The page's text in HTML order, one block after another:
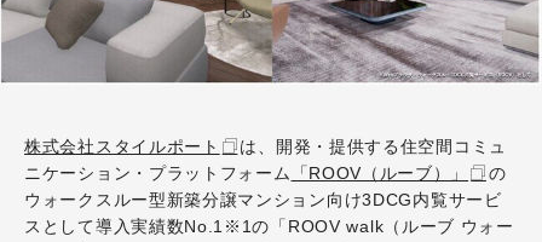
株式会社スタイルポート
は、開発・提供する住空間コミュ
ニケーション・プラットフォーム
「ROOV（ルーブ）」
の
ウォークスルー型新築分譲マンション向け3DCG内覧サービ
スとして導入実績数No.1※1の「ROOV walk（ルーブ ウォー